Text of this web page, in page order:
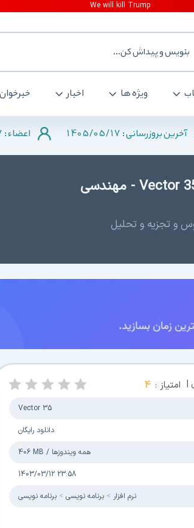
ویژه ها اخبار خبرخوان
آخرین بروزرسانی : 1405/05/17 اعضاء :
دانلود Vector 35 Binary Ninja 4.0.4958 Personal - مهندسی
و تجزیه و تحلیل
| امتیاز : 4
Vector 35
دانلود رایگان
406 MB / همه ویندوزها
1403/03/12 23:58
نرم افزار برنامه نویسی برنامه نویسی